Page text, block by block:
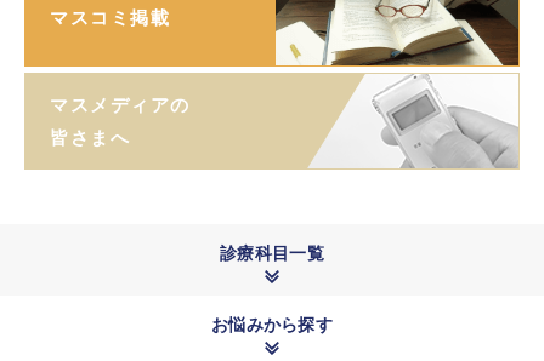
マスコミ掲載
マスメディアの
皆さまへ
診療科目一覧
お悩みから探す